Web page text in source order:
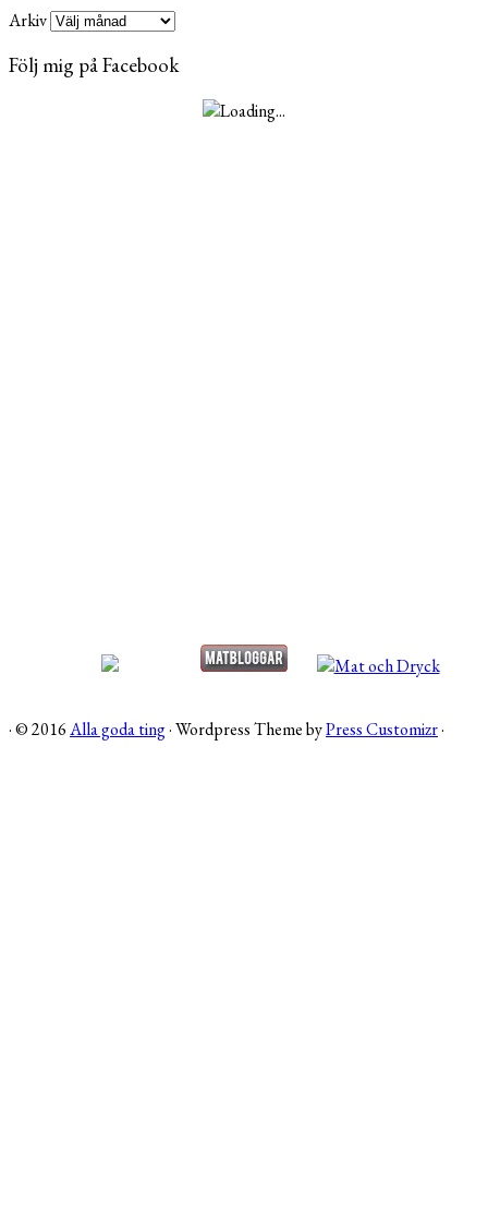
Arkiv
Följ mig på Facebook
·© 2016Alla goda ting·Wordpress Theme byPress Customizr·